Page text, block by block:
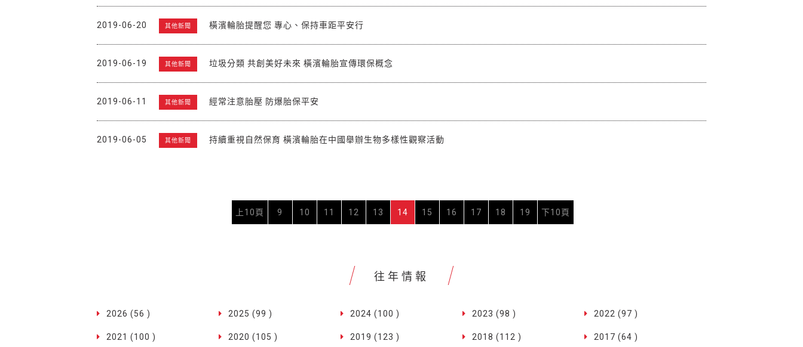
2019-06-20 其他新聞 橫濱輪胎提醒您 專心、保持車距平安行
2019-06-19 其他新聞 垃圾分類 共創美好未來 橫濱輪胎宣傳環保概念
2019-06-11 其他新聞 經常注意胎壓 防爆胎保平安
2019-06-05 其他新聞 持續重視自然保育 橫濱輪胎在中國舉辦生物多樣性觀察活動
上10頁 9 10 11 12 13 14 15 16 17 18 19 下10頁
往年情報
2026 (56 ) 2025 (99 ) 2024 (100 ) 2023 (98 ) 2022 (97 )
2021 (100 ) 2020 (105 ) 2019 (123 ) 2018 (112 ) 2017 (64 )